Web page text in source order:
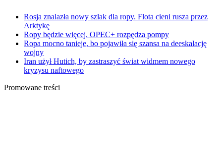
Rosja znalazła nowy szlak dla ropy. Flota cieni rusza przez
Arktykę
Ropy będzie więcej. OPEC+ rozpędza pompy
Ropa mocno tanieje, bo pojawiła się szansa na deeskalację
wojny
Iran użył Hutich, by zastraszyć świat widmem nowego
kryzysu naftowego
Promowane treści